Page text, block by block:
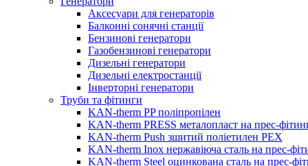
Аксесуари для генераторів
Балконні сонячні станції
Бензинові генератори
Газобензинові генератори
Дизельні генератори
Дизельні електростанції
Інверторні генератори
Труби та фітинги
KAN-therm PP поліпропілен
KAN-therm PRESS металопласт на прес-
KAN-therm Push зшитий поліетилен PEX
KAN-therm Inox нержавіюча сталь на прес-
KAN-therm Steel оцинкована сталь на прес-